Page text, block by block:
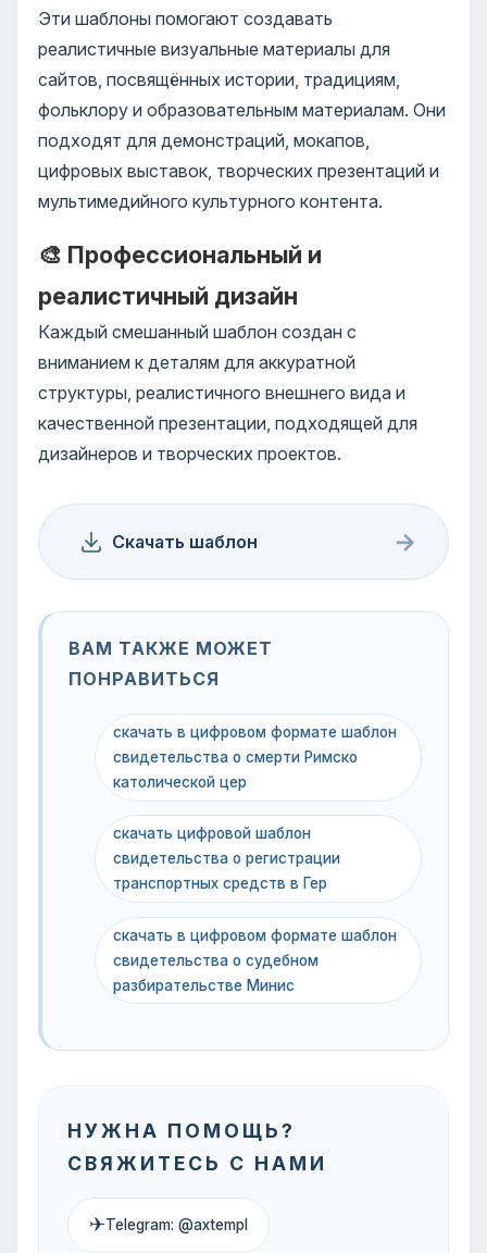
Эти шаблоны помогают создавать
реалистичные визуальные материалы для
сайтов, посвящённых истории, традициям,
фольклору и образовательным материалам. Они
подходят для демонстраций, мокапов,
цифровых выставок, творческих презентаций и
мультимедийного культурного контента.
🎨 Профессиональный и
реалистичный дизайн
Каждый смешанный шаблон создан с
вниманием к деталям для аккуратной
структуры, реалистичного внешнего вида и
качественной презентации, подходящей для
дизайнеров и творческих проектов.
Скачать шаблон →
ВАМ ТАКЖЕ МОЖЕТ
ПОНРАВИТЬСЯ
скачать в цифровом формате шаблон
свидетельства о смерти Римско
католической цер
скачать цифровой шаблон
свидетельства о регистрации
транспортных средств в Гер
скачать в цифровом формате шаблон
свидетельства о судебном
разбирательстве Минис
НУЖНА ПОМОЩЬ?
СВЯЖИТЕСЬ С НАМИ
✈Telegram: @axtempl